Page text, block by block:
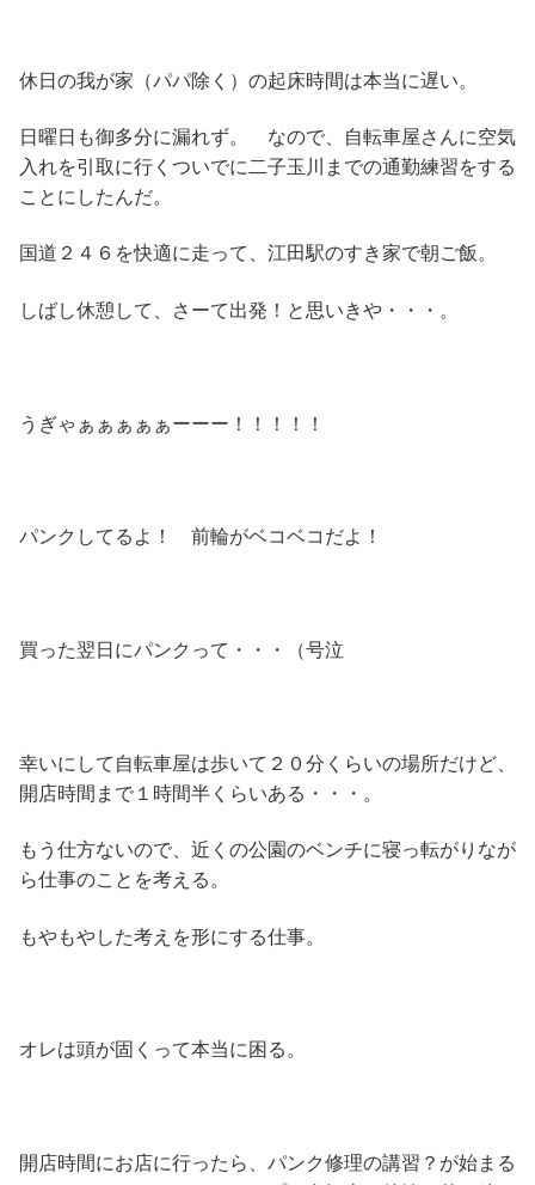
休日の我が家（パパ除く）の起床時間は本当に遅い。
日曜日も御多分に漏れず。 なので、自転車屋さんに空気
入れを引取に行くついでに二子玉川までの通勤練習をする
ことにしたんだ。
国道２４６を快適に走って、江田駅のすき家で朝ご飯。
しばし休憩して、さーて出発！と思いきや・・・。
うぎゃぁぁぁぁぁーーー！！！！！
パンクしてるよ！ 前輪がベコベコだよ！
買った翌日にパンクって・・・（号泣
幸いにして自転車屋は歩いて２０分くらいの場所だけど、
開店時間まで１時間半くらいある・・・。
もう仕方ないので、近くの公園のベンチに寝っ転がりなが
ら仕事のことを考える。
もやもやした考えを形にする仕事。
オレは頭が固くって本当に困る。
開店時間にお店に行ったら、パンク修理の講習？が始まる